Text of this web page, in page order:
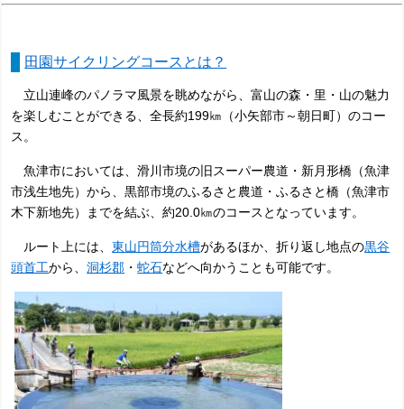
田園サイクリングコースとは？
立山連峰のパノラマ風景を眺めながら、富山の森・里・山の魅力
を楽しむことができる、全長約199㎞（小矢部市～朝日町）のコー
ス。
魚津市においては、滑川市境の旧スーパー農道・新月形橋（魚津
市浅生地先）から、黒部市境のふるさと農道・ふるさと橋（魚津市
木下新地先）までを結ぶ、約20.0㎞のコースとなっています。
ルート上には、東山円筒分水槽があるほか、折り返し地点の黒谷
頭首工から、洞杉郡 ・蛇石などへ向かうことも可能です。